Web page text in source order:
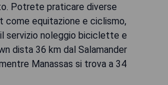
Potrete praticare diverse
equitazione e ciclismo,
servizio noleggio biciclette e
dista 36 km dal Salamander
Manassas si trova a 34